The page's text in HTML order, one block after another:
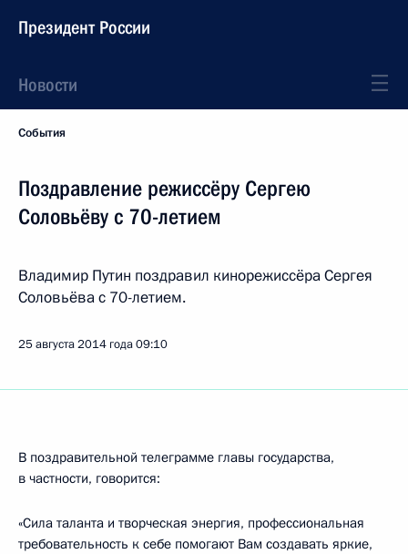
Президент России
Новости
События
Поздравление режиссёру Сергею
Соловьёву с 70-летием
Владимир Путин поздравил кинорежиссёра Сергея
Соловьёва с 70-летием.
25 августа 2014 года09:10
В поздравительной телеграмме главы государства,
в частности, говорится:
«Сила таланта и творческая энергия, профессиональная
требовательность к себе помогают Вам создавать яркие,